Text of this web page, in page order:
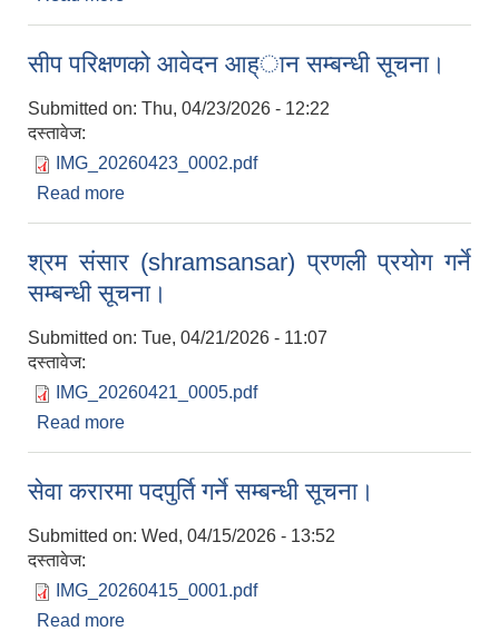
सीप परिक्षणको आवेदन आह्ान सम्बन्धी सूचना।
Submitted on: Thu, 04/23/2026 - 12:22
दस्तावेज:
IMG_20260423_0002.pdf
Read more
श्रम संसार (shramsansar) प्रणली प्रयोग गर्ने
सम्बन्धी सूचना।
Submitted on: Tue, 04/21/2026 - 11:07
दस्तावेज:
IMG_20260421_0005.pdf
Read more
सेवा करारमा पदपुर्ति गर्ने सम्बन्धी सूचना।
Submitted on: Wed, 04/15/2026 - 13:52
दस्तावेज:
IMG_20260415_0001.pdf
Read more